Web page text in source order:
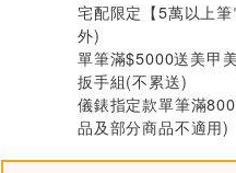
宅配限定【5萬以上
外)
單筆滿$5000送美甲
扳手組(不累送)
儀錶指定款單筆滿
品及部分商品不適用)